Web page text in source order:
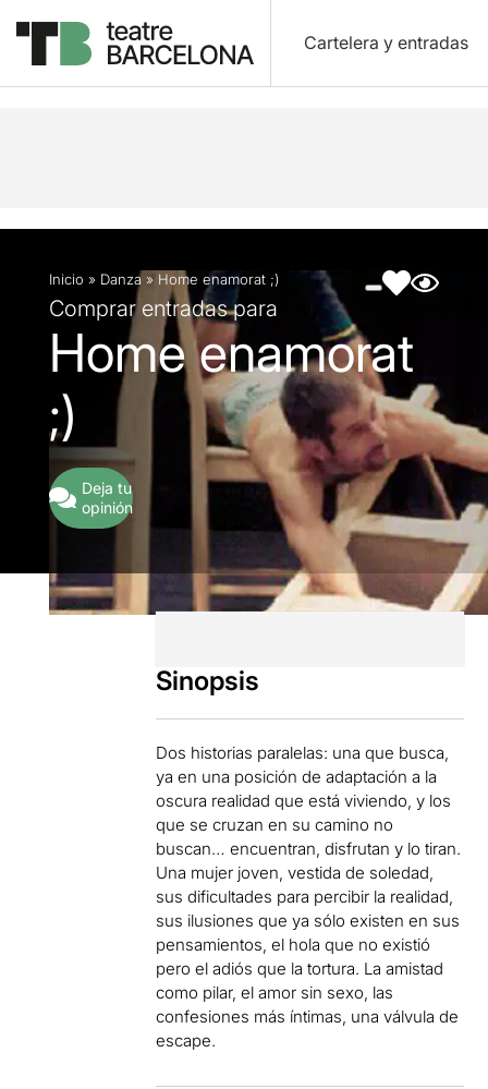
Cartelera y entradas
Descripción Ficha artística Fotos y vídeos
Inicio » Danza » Home enamorat ;)
Comprar entradas para
Home enamorat
;)
Deja tu
opinión
Sinopsis
Dos historias paralelas: una que busca,
ya en una posición de adaptación a la
oscura realidad que está viviendo, y los
que se cruzan en su camino no
buscan… encuentran, disfrutan y lo tiran.
Una mujer joven, vestida de soledad,
sus dificultades para percibir la realidad,
sus ilusiones que ya sólo existen en sus
pensamientos, el hola que no existió
pero el adiós que la tortura. La amistad
como pilar, el amor sin sexo, las
confesiones más íntimas, una válvula de
escape.